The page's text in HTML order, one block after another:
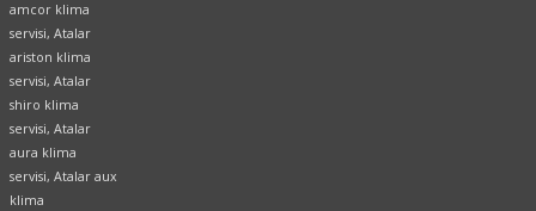
amcor klima
servisi, Atalar
ariston klima
servisi, Atalar
shiro klima
servisi, Atalar
aura klima
servisi, Atalar aux
klima